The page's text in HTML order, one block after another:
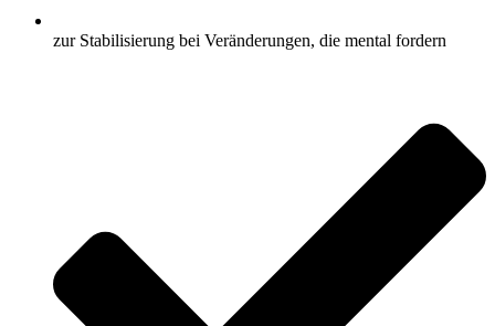
zur Stabilisierung bei Veränderungen, die mental fordern